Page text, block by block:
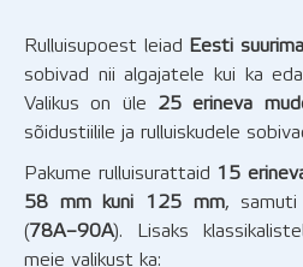
Rulluisupoest leiad Eesti
sobivad nii algajatele kui ka
Valikus on üle 25 erineva
sõidustiilile ja rulluiskudele
Pakume rulluisurattaid 15
58 mm kuni 125 mm, samuti
(78A–90A). Lisaks
meie valikust ka: